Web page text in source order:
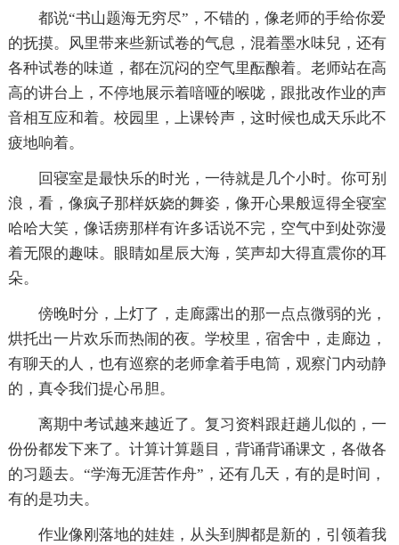
都说“书山题海无穷尽”，不错的，像老师的手给你爱
的抚摸。风里带来些新试卷的气息，混着墨水味兒，还有
各种试卷的味道，都在沉闷的空气里酝酿着。老师站在高
高的讲台上，不停地展示着喑哑的喉咙，跟批改作业的声
音相互应和着。校园里，上课铃声，这时候也成天乐此不
疲地响着。
回寝室是最快乐的时光，一待就是几个小时。你可别
浪，看，像疯子那样妖娆的舞姿，像开心果般逗得全寝室
哈哈大笑，像话痨那样有许多话说不完，空气中到处弥漫
着无限的趣味。眼睛如星辰大海，笑声却大得直震你的耳
朵。
傍晚时分，上灯了，走廊露出的那一点点微弱的光，
烘托出一片欢乐而热闹的夜。学校里，宿舍中，走廊边，
有聊天的人，也有巡察的老师拿着手电筒，观察门内动静
的，真令我们提心吊胆。
离期中考试越来越近了。复习资料跟赶趟儿似的，一
份份都发下来了。计算计算题目，背诵背诵课文，各做各
的习题去。“学海无涯苦作舟”，还有几天，有的是时间，
有的是功夫。
作业像刚落地的娃娃，从头到脚都是新的，引领着我